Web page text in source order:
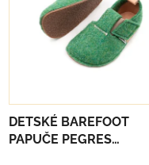
DETSKÉ BAREFOOT
PAPUČE PEGRES